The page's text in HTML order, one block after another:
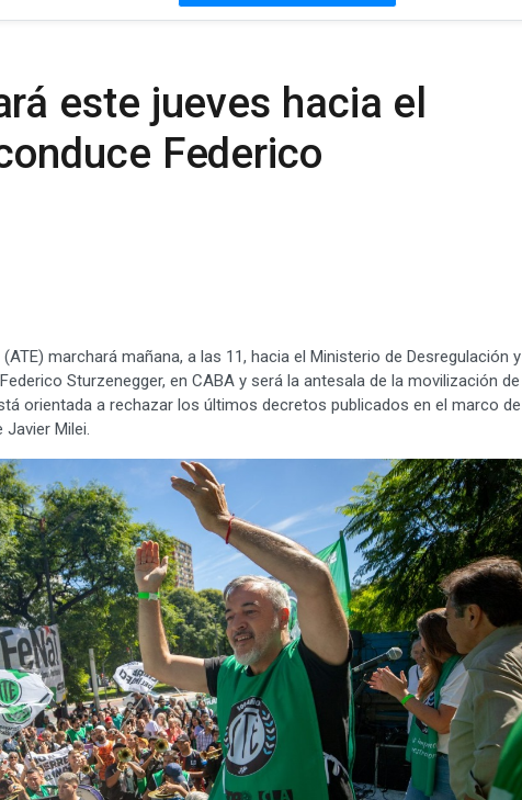
este jueves hacia el
Federico
marchará mañana, a las 11, hacia el Ministerio de Desregulación y
Sturzenegger, en CABA y será la antesala de la movilización de
orientada a rechazar los últimos decretos publicados en el marco de
Milei.